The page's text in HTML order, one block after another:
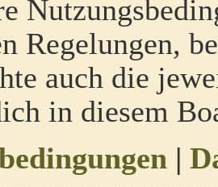
Regelungen,
auch die
in diesem
|